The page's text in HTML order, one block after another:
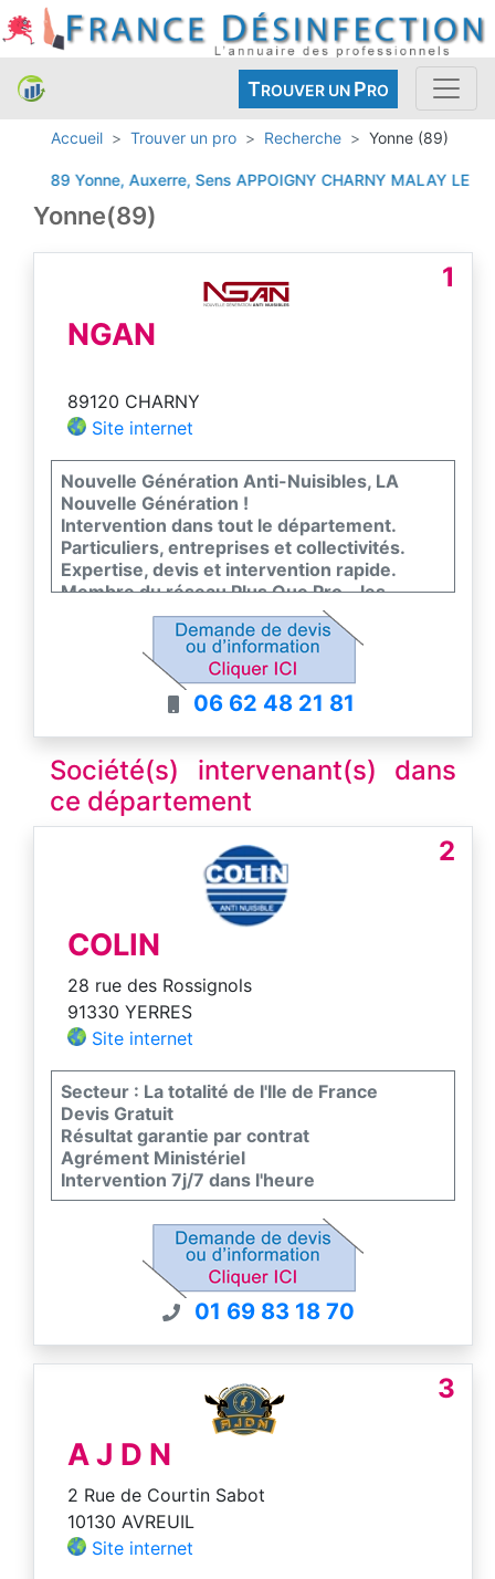
TROUVER UN PRO
Accueil Trouver un pro Recherche Yonne (89)
89 Yonne, Auxerre, SensAPPOIGNY CHARNY MALAY LE
Yonne(89)
1
NGAN
89120 CHARNY
Site internet
Nouvelle Génération Anti-Nuisibles, LA
Nouvelle Génération !
Intervention dans tout le département.
Particuliers, entreprises et collectivités.
Expertise, devis et intervention rapide.
Membre du réseau Plus Que Pro - les
meilleurs entreprises de France
06 62 48 21 81
Société(s) intervenant(s) dans
ce département
2
COLIN
28 rue des Rossignols
91330 YERRES
Site internet
Secteur : La totalité de l'Ile de France
Devis Gratuit
Résultat garantie par contrat
Agrément Ministériel
Intervention 7j/7 dans l'heure
01 69 83 18 70
3
A J D N
2 Rue de Courtin Sabot
10130 AVREUIL
Site internet